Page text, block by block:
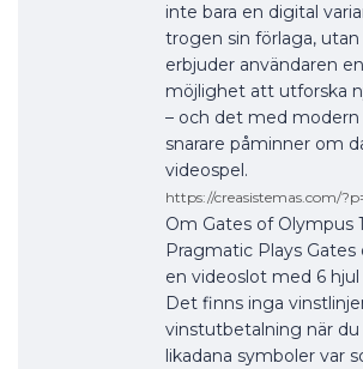
inte bara en digital
trogen sin förlaga, utan
erbjuder användaren
möjlighet att utforska
– och det med
snarare påminner om
videospel.
https://creasistemas.com/
Om Gates of Olympus
Pragmatic Plays
en videoslot med 6 hjul
Det finns inga
vinstutbetalning när
likadana symboler var